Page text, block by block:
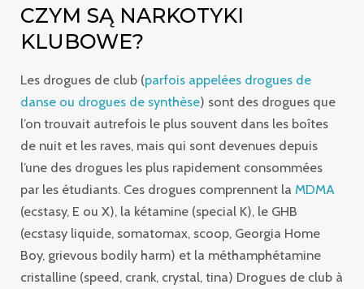
CZYM SĄ NARKOTYKI
KLUBOWE?
Les drogues de club (parfois appelées drogues de
danse ou drogues de synthèse) sont des drogues que
l’on trouvait autrefois le plus souvent dans les boîtes
de nuit et les raves, mais qui sont devenues depuis
l’une des drogues les plus rapidement consommées
par les étudiants. Ces drogues comprennent la MDMA
(ecstasy, E ou X), la kétamine (special K), le GHB
(ecstasy liquide, somatomax, scoop, Georgia Home
Boy, grievous bodily harm) et la méthamphétamine
cristalline (speed, crank, crystal, tina) Drogues de club à